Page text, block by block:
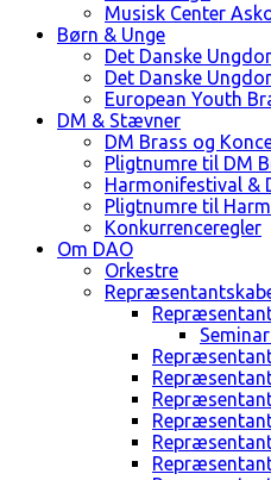
Musisk Center
Børn & Unge
Det Danske
Det Danske
European Youth
DM & Stævner
DM Brass og
Pligtnumre til DM
Harmonifestival &
Pligtnumre til
Konkurrenceregler
Om DAO
Orkestre